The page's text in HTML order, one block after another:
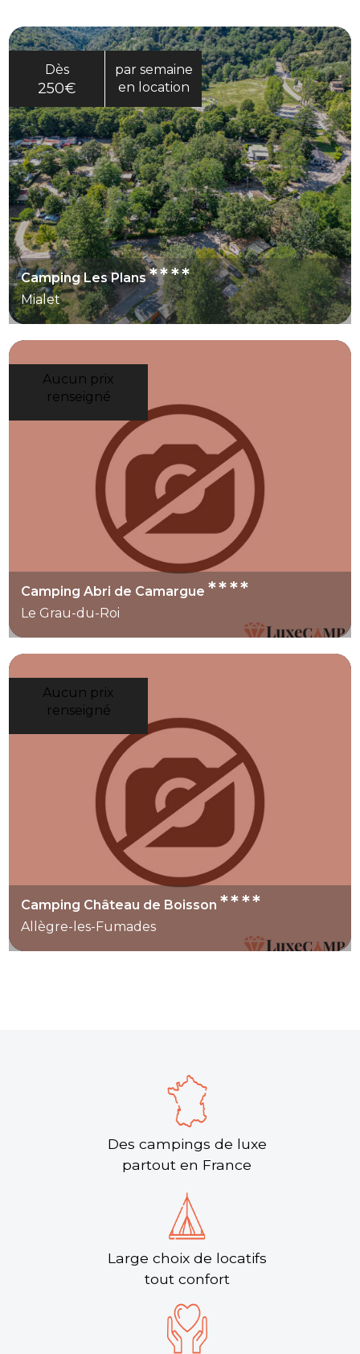
Dès
250€
par semaine
en location
Camping Les Plans****
Mialet
Aucun prix
renseigné
Camping Abri de Camargue****
Le Grau-du-Roi
Aucun prix
renseigné
Camping Château de Boisson****
Allègre-les-Fumades
Des campings de luxe
partout en France
Large choix de locatifs
tout confort